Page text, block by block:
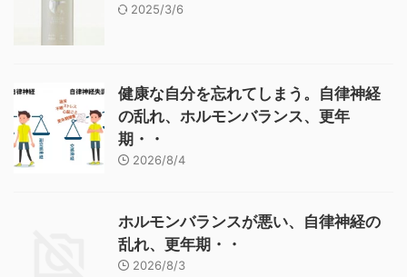
2025/3/6
健康な自分を忘れてしまう。自律神経
の乱れ、ホルモンバランス、更年
期・・
2026/8/4
ホルモンバランスが悪い、自律神経の
乱れ、更年期・・
2026/8/3